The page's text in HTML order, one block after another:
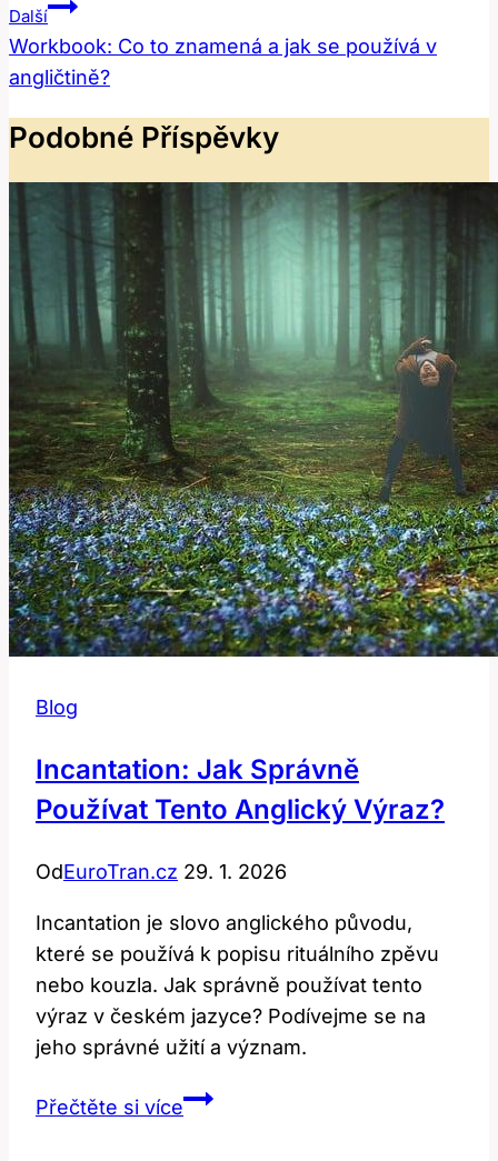
Příspěvek
Další
Workbook: Co to znamená a jak se používá v
angličtině?
Podobné Příspěvky
Blog
Incantation: Jak Správně
Používat Tento Anglický Výraz?
OdEuroTran.cz 29. 1. 2026
Incantation je slovo anglického původu,
které se používá k popisu rituálního zpěvu
nebo kouzla. Jak správně používat tento
výraz v českém jazyce? Podívejme se na
jeho správné užití a význam.
Přečtěte si víceIncantation: